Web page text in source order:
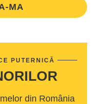
MA
PUTERNICĂ
din România